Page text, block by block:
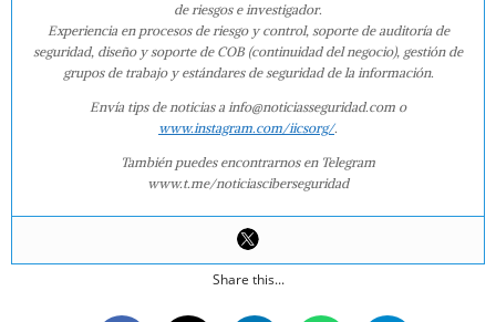
de riesgos e investigador.
Experiencia en procesos de riesgo y control, soporte de auditoría de
seguridad, diseño y soporte de COB (continuidad del negocio), gestión de
grupos de trabajo y estándares de seguridad de la información.
Envía tips de noticias a info@noticiasseguridad.com o
www.instagram.com/iicsorg/.
También puedes encontrarnos en Telegram
www.t.me/noticiasciberseguridad
Share this...